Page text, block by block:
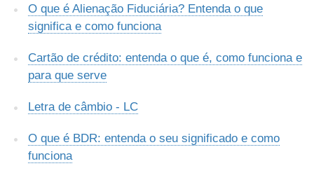
O que é Alienação Fiduciária? Entenda o que
significa e como funciona
Cartão de crédito: entenda o que é, como funciona e
para que serve
Letra de câmbio - LC
O que é BDR: entenda o seu significado e como
funciona